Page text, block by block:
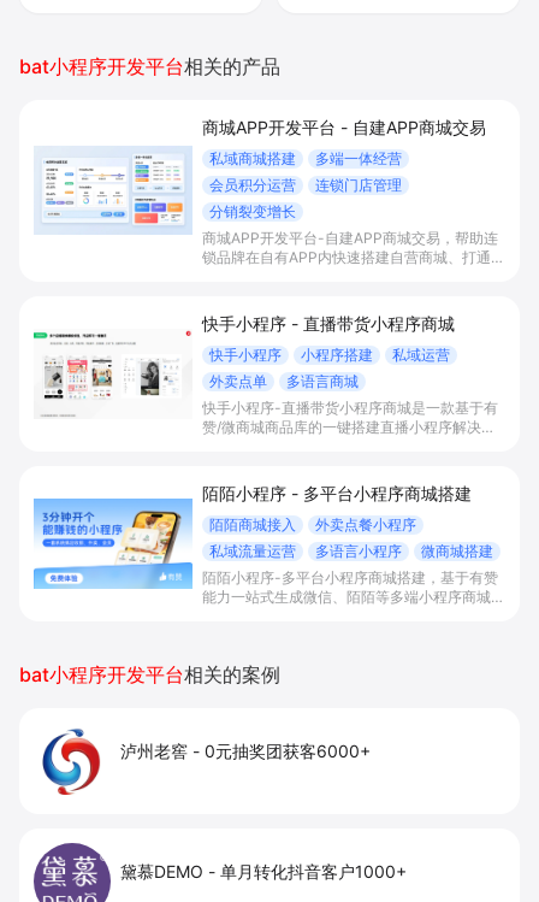
bat小程序开发平台相关的产品
商城APP开发平台 - 自建APP商城交易
私域商城搭建
多端一体经营
会员积分运营
连锁门店管理
分销裂变增长
商城APP开发平台-自建APP商城交易，帮助连
锁品牌在自有APP内快速搭建自营商城、打通多
快手小程序 - 直播带货小程序商城
快手小程序 小程序搭建
私域运营
外卖点单
多语言商城
快手小程序-直播带货小程序商城是一款基于有
赞/微商城商品库的一键搭建直播小程序解决方
短下单路径、沉淀私域会员并提升转化与复购。
陌陌小程序 - 多平台小程序商城搭建
陌陌商城接入
外卖点餐小程序
私域流量运营
多语言小程序
微商城搭建
陌陌小程序-多平台小程序商城搭建，基于有赞
能力一站式生成微信、陌陌等多端小程序商城，
bat小程序开发平台相关的案例
泸州老窖 - 0元抽奖团获客6000+
黛慕DEMO - 单月转化抖音客户1000+